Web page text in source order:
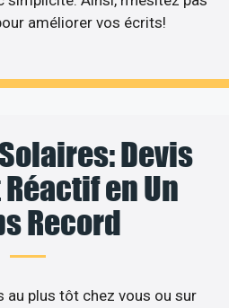
améliorer vos écrits!
Devis
en Un
Record
au plus tôt chez vous ou sur